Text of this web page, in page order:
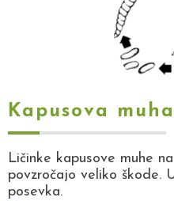
Kapusova muha
Ličinke kapusove muhe
povzročajo veliko škode.
posevka.